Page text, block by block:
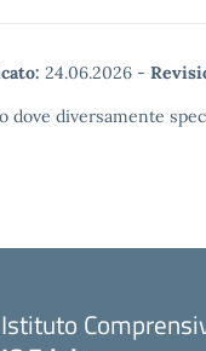
24.06.2026 -
dove diversamente
Istituto